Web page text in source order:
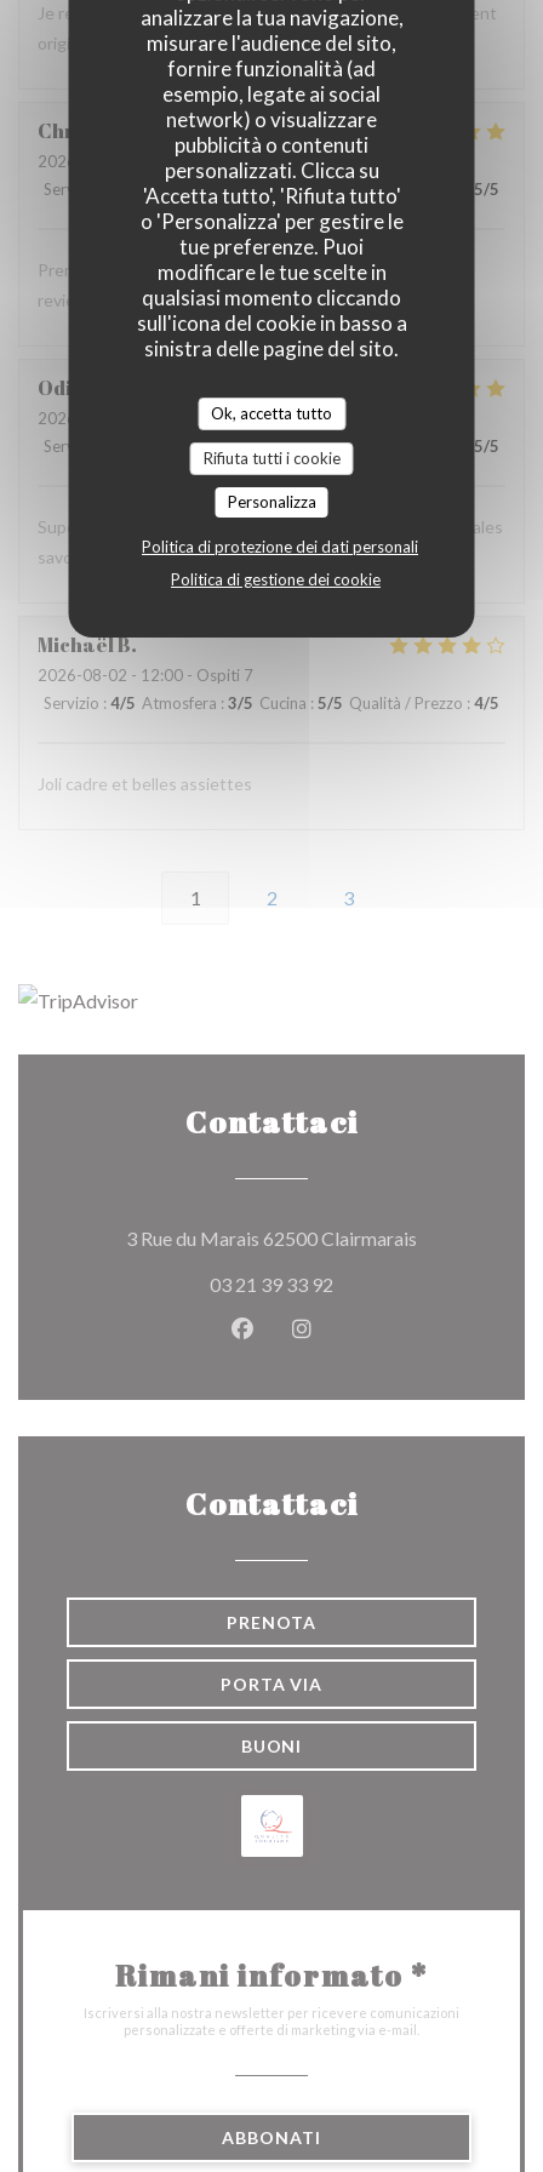
analizzare la tua navigazione,
misurare l'audience del sito,
fornire funzionalità (ad
esempio, legate ai social
network) o visualizzare
pubblicità o contenuti
personalizzati. Clicca su
'Accetta tutto', 'Rifiuta tutto'
o 'Personalizza' per gestire le
tue preferenze. Puoi
modificare le tue scelte in
qualsiasi momento cliccando
sull'icona del cookie in basso a
sinistra delle pagine del sito.
Ok, accetta tutto
Rifiuta tutti i cookie
Personalizza
Politica di protezione dei dati personali
Politica di gestione dei cookie
Je recommande la spécialité "les trois braves" c'est tellement
original pour un provençal ! C'est aussi tellement bon !
Christophe
2026-08-03
- 13:00 - Ospiti 3
Servizio
Atmosfera :5/5 Cucina:5/5 Qualità / Prezzo 5/5
Première visite chez vous Nous avons tout apprécié Nous
reviendrons une prochaine fois.
Odile
2026-08-03
- 12:00 - Ospiti 3
Servizio
Atmosfera:5/5 Cucina:5/5 Qualità / Prezzo 5/5
Super moment,terasse très agréable et spécialités régionales
savoureuses. Dessert maison excellent 👍
MichaëlB
2026-08-02 - 12:00 - Ospiti 7
Servizio : 4/5 Atmosfera : 3/5 Cucina : 5/5 Qualità / Prezzo : 4/5
Joli cadre et belles assiettes
1 2 3
Contattaci
3 Rue du Marais 62500 Clairmarais
03 21 39 33 92
Facebook ((apre una nuova
Instagram ((apre una
Contattaci
PRENOTA
PORTA VIA
BUONI
Rimani informato *
Iscriversi alla nostra newsletter per ricevere comunicazioni
personalizzate e offerte di marketing via e-mail.
ABBONATI